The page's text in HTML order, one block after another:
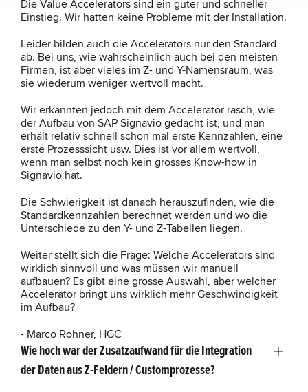
Die Value Accelerators sind ein guter und schneller
Einstieg. Wir hatten keine Probleme mit der Installation.
Leider bilden auch die Accelerators nur den Standard
ab. Bei uns, wie wahrscheinlich auch bei den meisten
Firmen, ist aber vieles im Z- und Y-Namensraum, was
sie wiederum weniger wertvoll macht.
Wir erkannten jedoch mit dem Accelerator rasch, wie
der Aufbau von SAP Signavio gedacht ist, und man
erhält relativ schnell schon mal erste Kennzahlen, eine
erste Prozesssicht usw. Dies ist vor allem wertvoll,
wenn man selbst noch kein grosses Know-how in
Signavio hat.
Die Schwierigkeit ist danach herauszufinden, wie die
Standardkennzahlen berechnet werden und wo die
Unterschiede zu den Y- und Z-Tabellen liegen.
Weiter stellt sich die Frage: Welche Accelerators sind
wirklich sinnvoll und was müssen wir manuell
aufbauen? Es gibt eine grosse Auswahl, aber welcher
Accelerator bringt uns wirklich mehr Geschwindigkeit
im Aufbau?
- Marco Rohner, HGC
Wie hoch war der Zusatzaufwand für die Integration
der Daten aus Z-Feldern / Customprozesse?